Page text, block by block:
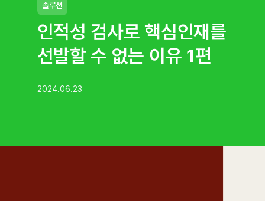
솔루션
인적성 검사로 핵심인재를
선발할 수 없는 이유 1편
2024.06.23